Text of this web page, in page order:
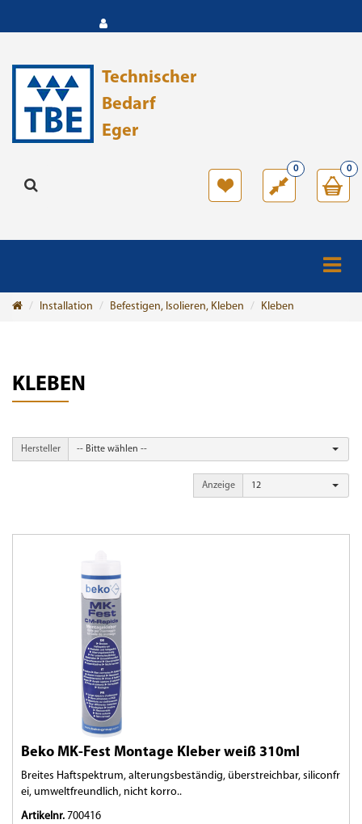
Technischer
Bedarf
Eger
0
0
Installation Befestigen, Isolieren, Kleben Kleben
KLEBEN
Hersteller -- Bitte wählen --
Anzeige 12
Beko MK-Fest Montage Kleber weiß 310ml
Breites Haftspektrum, alterungsbeständig, überstreichbar, siliconfr
ei, umweltfreundlich, nicht korro..
Artikelnr. 700416